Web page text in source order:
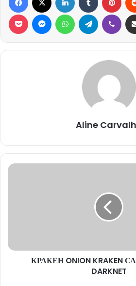
Pocket MessengerWhatsAppTelegram
Aline
КРАКЕН
КРАКЕН ONION KRAKEN
DARKNET